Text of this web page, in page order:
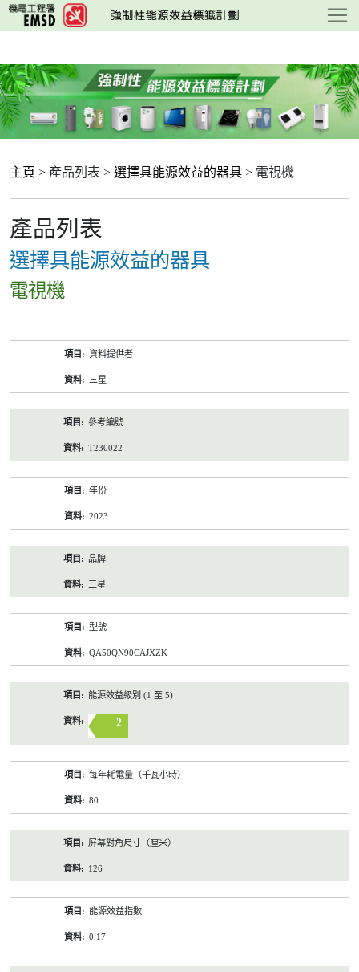
跳
至
要
內
容
主頁 > 產品列表 > 選擇具能源效益的器具 > 電視機
產品列表
選擇具能源效益的器具
電視機
資料提供者
三星
參考編號
T230022
年份
2023
品牌
三星
型號
QA50QN90CAJXZK
能源效益級別 (1 至 5)
2
每年耗電量（千瓦小時）
80
屏幕對角尺寸（厘米）
126
能源效益指數
0.17